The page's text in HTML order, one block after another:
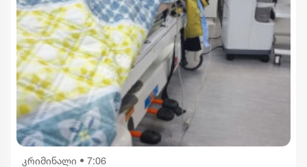
კრიმინალი • 7:06